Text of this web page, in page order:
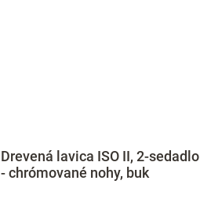
Drevená lavica ISO II, 2-sedadlo
- chrómované nohy, buk